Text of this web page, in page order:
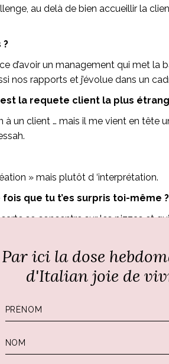
au delà de bien accueillir la
?
d’avoir un management qui met
nos rapports et j’évolue dans un
la requete client la plus
un client … mais il me vient en tête
» mais plutôt d ‘interprétation.
que tu t’es surpris toi-même ?
se concentre sur les pizzas et
différentes en cuisine, ce
Par ici la dose
d'Italian joie de